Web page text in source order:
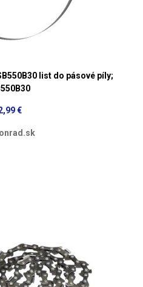
list do pásové píly;
€